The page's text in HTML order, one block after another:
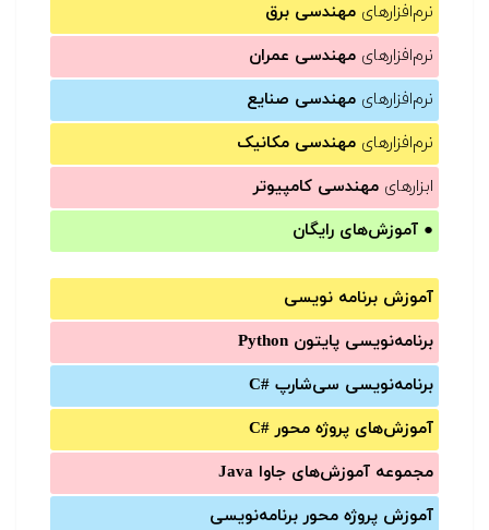
نرم‌افزارهای مهندسی برق
نرم‌افزارهای مهندسی عمران
نرم‌افزارهای مهندسی صنایع
نرم‌افزارهای مهندسی مکانیک
ابزارهای مهندسی کامپیوتر
● آموزش‌های رایگان
آموزش برنامه نویسی
برنامه‌نویسی پایتون Python
برنامه‌‌نویسی سی‌شارپ C#‎
آموزش‌های پروژه محور #C
مجموعه آموزش‌های جاوا Java
آموزش‌ پروژه محور برنامه‌نویسی